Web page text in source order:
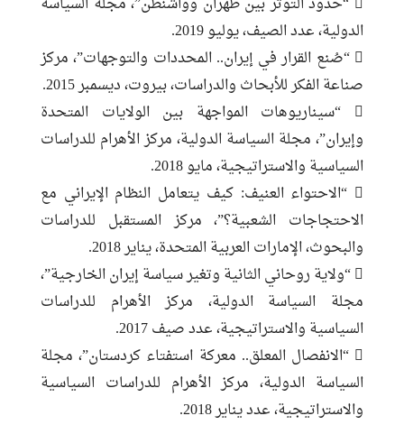
الدولية، عدد الصيف، يوليو 2019.
 “صُنع القرار في إيران.. المحددات والتوجهات”، مركز
صناعة الفكر للأبحاث والدراسات، بيروت، ديسمبر 2015.
 “سيناريوهات المواجهة بين الولايات المتحدة
وإيران”، مجلة السياسة الدولية، مركز الأهرام للدراسات
السياسية والاستراتيجية، مايو 2018.
 “الاحتواء العنيف: كيف يتعامل النظام الإيراني مع
الاحتجاجات الشعبية؟”، مركز المستقبل للدراسات
والبحوث، الإمارات العربية المتحدة، يناير 2018.
 “ولاية روحاني الثانية وتغير سياسة إيران الخارجية”،
مجلة السياسة الدولية، مركز الأهرام للدراسات
السياسية والاستراتيجية، عدد صيف 2017.
 “الانفصال المعلق.. معركة استفتاء كردستان”، مجلة
السياسة الدولية، مركز الأهرام للدراسات السياسية
والاستراتيجية، عدد يناير 2018.